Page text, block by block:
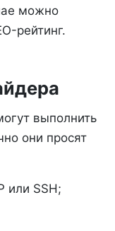
можно
рейтинг.
выполнить
они просят
или SSH;